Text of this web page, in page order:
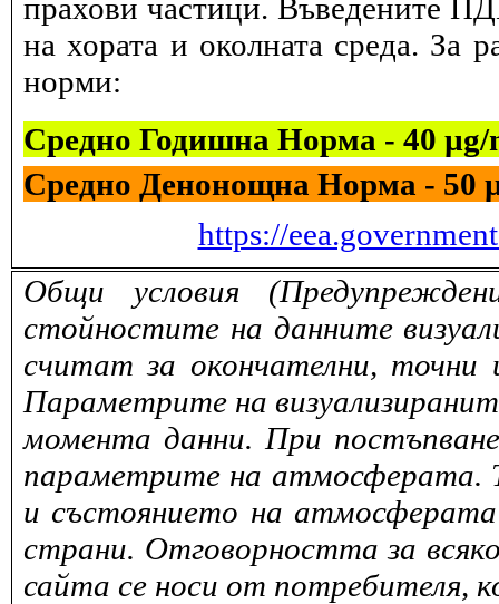
прахови частици. Въведените
на хората и околната среда. За
норми:
Средно Годишна Норма - 40 µg/
Средно Денонощна Норма - 50
https://
Общи условия
стойностите на данните
считат за окончателни,
Параметрите на
момента данни. При
параметрите на атмосферата.
и състоянието на
страни. Отговорността за
сайта се носи от потребителя,